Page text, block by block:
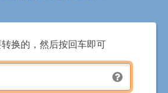
换的，然后按回车即可